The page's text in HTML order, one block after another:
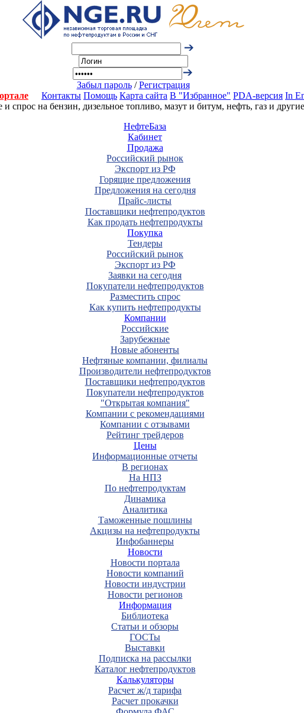
Забыл пароль/Регистрация
Контакты Помощь Карта сайта В "Избранное" PDA-версия In
спрос на бензин, дизельное топливо, мазут и битум, нефть, газ и
НефтеБаза
Кабинет
Продажа
Российский рынок
Экспорт из РФ
Горящие предложения
Предложения на сегодня
Прайс-листы
Поставщики нефтепродуктов
Как продать нефтепродукты
Покупка
Тендеры
Российский рынок
Экспорт из РФ
Заявки на сегодня
Покупатели нефтепродуктов
Разместить спрос
Как купить нефтепродукты
Компании
Российские
Зарубежные
Новые абоненты
Нефтяные компании, филиалы
Производители нефтепродуктов
Поставщики нефтепродуктов
Покупатели нефтепродуктов
"Открытая компания"
Компании с рекомендациями
Компании с отзывами
Рейтинг трейдеров
Цены
Информационные отчеты
В регионах
На НПЗ
По нефтепродуктам
Динамика
Аналитика
Таможенные пошлины
Акцизы на нефтепродукты
Инфобаннеры
Новости
Новости портала
Новости компаний
Новости индустрии
Новости регионов
Информация
Библиотека
Статьи и обзоры
ГОСТы
Выставки
Подписка на рассылки
Каталог нефтепродуктов
Калькуляторы
Расчет ж/д тарифа
Расчет прокачки